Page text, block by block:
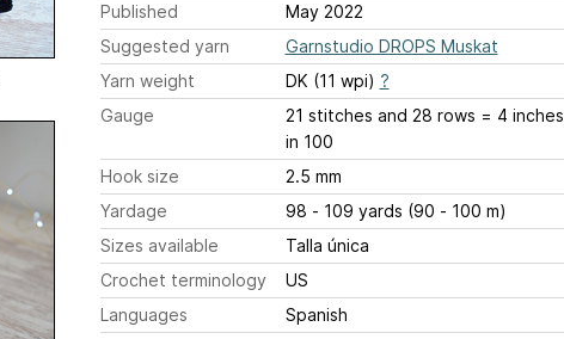
Published
May 2022
Suggested yarn
Garnstudio DROPS Muskat
Yarn weight
DK (11 wpi) ?
Gauge
21 stitches and 28 rows = 4 inches
in 100
Hook size
2.5 mm
Yardage
98 - 109 yards (90 - 100 m)
Sizes available
Talla única
Crochet terminology
US
Languages
Spanish